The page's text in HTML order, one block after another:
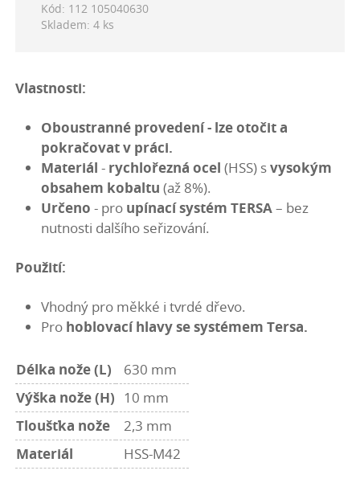
Kód: 112 105040630
Skladem: 4 ks
Vlastnosti:
Oboustranné provedení- lze otočit a
pokračovat v práci.
Materiál- rychlořezná ocel (HSS) svysokým
obsahem kobaltu (až 8%).
Určeno - pro upínací systém TERSA– bez
nutnosti dalšího seřizování.
Použití:
Vhodný pro měkké i tvrdé dřevo.
Pro hoblovací hlavy se systémem Tersa.
Délka nože (L)
630 mm
Výška nože (H) 10 mm
Tloušťka nože
2,3 mm
Materiál
HSS-M42